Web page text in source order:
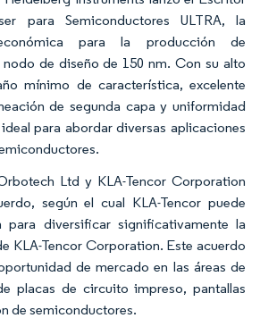
para Semiconductores ULTRA, la
para la producción de
de diseño de 150 nm. Con su alto
mínimo de característica, excelente
de segunda capa y uniformidad
para abordar diversas aplicaciones
Ltd y KLA-Tencor Corporation
según el cual KLA-Tencor puede
para diversificar significativamente la
KLA-Tencor Corporation. Este acuerdo
de mercado en las áreas de
placas de circuito impreso, pantallas
de semiconductores.